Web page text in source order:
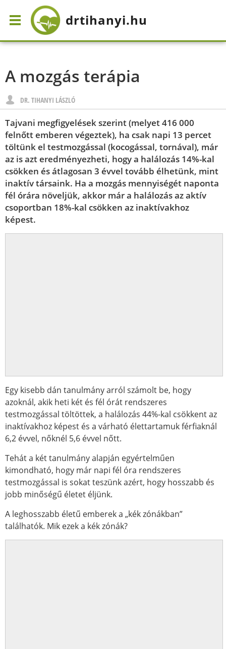
drtihanyi.hu
A mozgás terápia
DR. TIHANYI LÁSZLÓ
Tajvani megfigyelések szerint (melyet 416 000
felnőtt emberen végeztek), ha csak napi 13 percet
töltünk el testmozgással (kocogással, tornával), már
az is azt eredményezheti, hogy a halálozás 14%-kal
csökken és átlagosan 3 évvel tovább élhetünk, mint
inaktív társaink. Ha a mozgás mennyiségét naponta
fél órára növeljük, akkor már a halálozás az aktív
csoportban 18%-kal csökken az inaktívakhoz
képest.
Egy kisebb dán tanulmány arról számolt be, hogy
azoknál, akik heti két és fél órát rendszeres
testmozgással töltöttek, a halálozás 44%-kal csökkent az
inaktívakhoz képest és a várható élettartamuk férfiaknál
6,2 évvel, nőknél 5,6 évvel nőtt.
Tehát a két tanulmány alapján egyértelműen
kimondható, hogy már napi fél óra rendszeres
testmozgással is sokat teszünk azért, hogy hosszabb és
jobb minőségű életet éljünk.
A leghosszabb életű emberek a „kék zónákban”
találhatók. Mik ezek a kék zónák?